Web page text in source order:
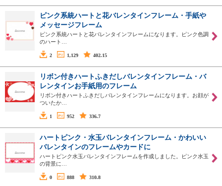
ピンク系統ハートと花バレンタインフレーム・手紙や
メッセージフレーム
ピンク系統ハートと花バレンタインフレームになります。ピンク色調
のハート…
2 1,129 402.15
リボン付きハートふきだしバレンタインフレーム・バ
レンタインお手紙用のフレーム
リボン付きハートふきだしバレンタインフレームになります。お顔が
ついたか…
1 952 336.7
ハートピンク・水玉バレンタインフレーム・かわいい
バレンタインのフレームやカードに
ハートピンク水玉バレンタインフレームを作成しました。ピンク水玉
の背景に…
0 888 310.8